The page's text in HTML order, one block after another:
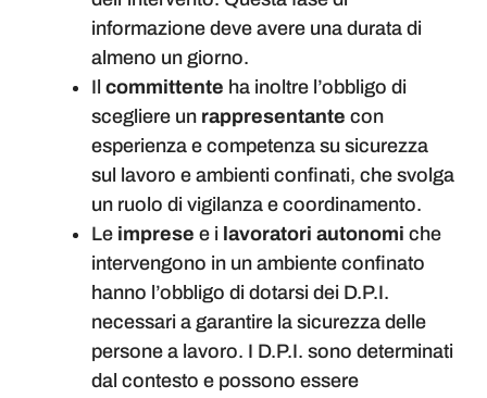
informazione deve avere una durata di
almeno un giorno.
Il committente ha inoltre l’obbligo di
scegliere un rappresentante con
esperienza e competenza su sicurezza
sul lavoro e ambienti confinati, che svolga
un ruolo di vigilanza e coordinamento.
Le imprese e i lavoratori autonomi che
intervengono in un ambiente confinato
hanno l’obbligo di dotarsi dei D.P.I.
necessari a garantire la sicurezza delle
persone a lavoro. I D.P.I. sono determinati
dal contesto e possono essere